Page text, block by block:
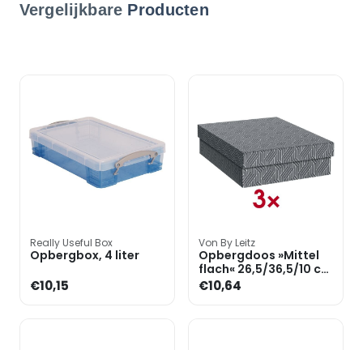
Vergelijkbare Producten
Really Useful Box
Opbergbox, 4 liter
€10,15
Von By Leitz
Opbergdoos »Mittel
flach« 26,5/36,5/10 cm
7 l 3 stuks
€10,64